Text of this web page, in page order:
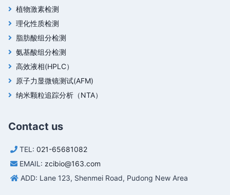
植物激素检测
理化性质检测
脂肪酸组分检测
氨基酸组分检测
高效液相(HPLC）
原子力显微镜测试(AFM)
纳米颗粒追踪分析（NTA）
Contact us
TEL: 021-65681082
EMAIL: zcibio@163.com
ADD: Lane 123, Shenmei Road, Pudong New Area